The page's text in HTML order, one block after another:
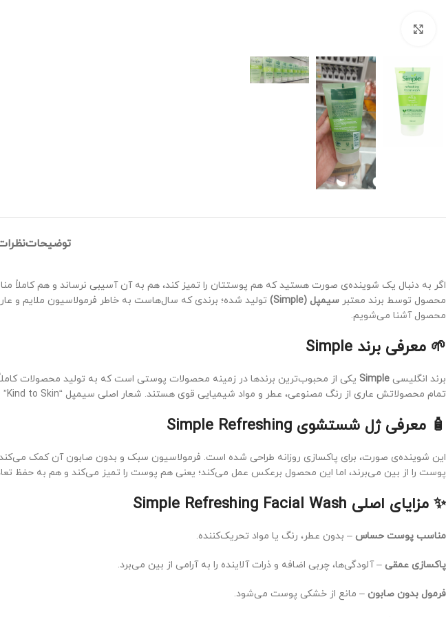
توضیحات
اگر به دنبال یک شوینده‌ی صورت هستید که هم پوستتان را تمیز کند، هم به آن آسیبی نرساند و هم
محصول توسط برند معتبر سیمپل (Simple)
تولید شده؛ برندی که سال‌هاست به خاطر فرمولاسیون ملایم و
محصول آشنا می‌شویم.
🌱 معرفی برند Simple
برند انگلیسی Simple یکی از محبوب‌ترین برندها در زمینه محصولات پوستی است که به تولید محصولات
تمام محصولاتش عاری از رنگ مصنوعی، عطر و مواد شیمیایی قوی هستند. شعار اصلی سیمپل “Kind to Skin” یعنی “مهربان با پوست” است.
🧴 معرفی ژل شستشوی Simple Refreshing
این شوینده‌ی صورت، برای پاکسازی روزانه طراحی شده است. فرمولاسیون سبک و بدون صابون آن کمک
پوست را از بین می‌برند، اما این محصول برعکس عمل می‌کند؛ یعنی هم پوست را تمیز می‌کند و هم به حفظ
✨ مزایای اصلی Simple Refreshing Facial Wash
مناسب پوست حساس – بدون عطر، رنگ یا مواد تحریک‌کننده.
پاکسازی عمقی – آلودگی‌ها، چربی اضافه و ذرات آلاینده را به آرامی از بین می‌برد.
فرمول بدون صابون – مانع از خشکی پوست می‌شود.